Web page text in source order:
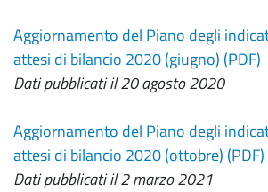
Aggiornamento del Piano degli
attesi di bilancio 2020 (giugno) (PDF)
Dati pubblicati il 20 agosto 2020
Aggiornamento del Piano degli
attesi di bilancio 2020 (ottobre) (PDF)
Dati pubblicati il 2 marzo 2021